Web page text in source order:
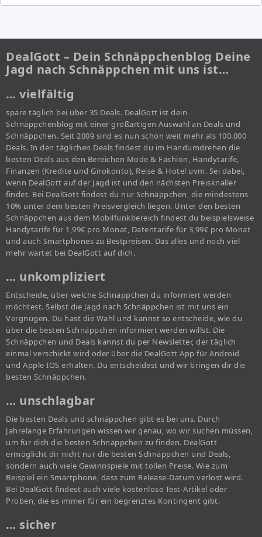
DealGott – Dein Schnäppchenblog Deine
Jagd nach Schnäppchen mit uns ist…
… vielfältig
spare täglich bei über 35 Deals. DealGott ist dein
Schnäppchenblog mit einer großartigen Auswahl an Deals und
Schnäppchen. Seit 2009 sind es nun schon weit mehr als 100.000
Deals. In den täglichen Deals findest du im Handumdrehen die
besten Deals aus den Bereichen Mode & Fashion, Handytarife,
Finanzen (Kredite und Girokonto), Reise & Hotel uvm. Sei dabei,
wenn DealGott auf der Jagd ist und den nächsten Preisknaller
findet. Bei DealGott findest du nur Schnäppchen, die mindestens
10% unter dem besten Preisvergleich liegen. Unter den besten
Schnäppchen aus dem Mobilfunkbereich findest du beispielsweise
Handytarife für 1,99€ pro Monat, Datentarife für 3,99€ pro Monat
und auch Smartphones zu Bestpreisen. Das alles und noch viel
mehr wartet bei DealGott auf dich.
… unkompliziert
Entscheide, über welche Schnäppchen du informiert werden
möchtest. Selbst die Jagd nach Schnäppchen ist mit uns ein
Vergnügen. Du hast die Wahl und kannst so entscheide, wie du
über die besten Schnäppchen informiert werden willst. Die
Schnäppchen und Deals kannst du per Newsletter, der täglich
einmal verschickt wird oder über die DealGott App für Android
und Apple IOS erhalten. Du entscheidest und wir bringen dir die
besten Schnäppchen.
… unschlagbar
Die besten Deals und schnäppchen gibt es bei uns. Durch
Jahrelange Erfahrungen wissen wir genau, wo wir suchen müssen,
um für dich die besten Schnäppchen zu finden. DealGott
ermöglicht dir nicht nur die besten Schnäppchen und Deals,
sondern auch viele Gewinnspiele mit tollen Preise. Wie zum
Beispiel ein Smartphone, dass zum Release-Datum verlost wird.
Bei DealGott findest auch viele kostenlose Test-Artikel oder
Proben, die es immer für ein begrenztes Kontingent gibt.
… sicher